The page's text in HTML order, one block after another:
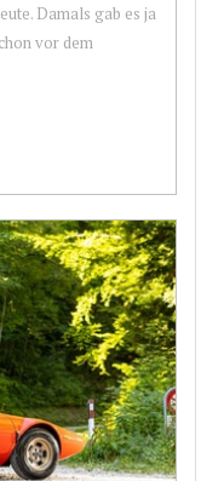
Damals gab es ja
vor dem